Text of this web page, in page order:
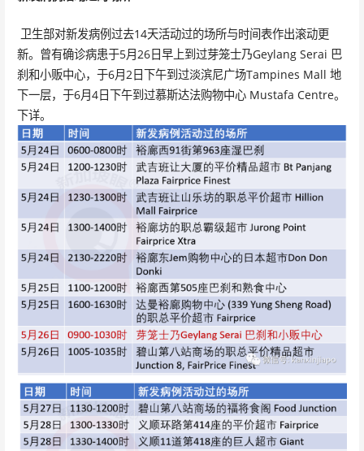
卫生部对新发病例过去14天活动过的场所与时间表作出滚动更
新。曾有确诊病患于5月26日早上到过芽笼士乃Geylang Serai 巴
刹和小贩中心，于6月2日下午到过淡滨尼广场Tampines Mall 地
下一层，于6月4日下午到过慕斯达法购物中心 Mustafa Centre。
下详。